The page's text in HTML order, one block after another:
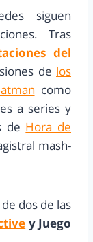
siguen
Tras
del
de los
como
a series y
de Hora de
mash-
dos de las
y Juego